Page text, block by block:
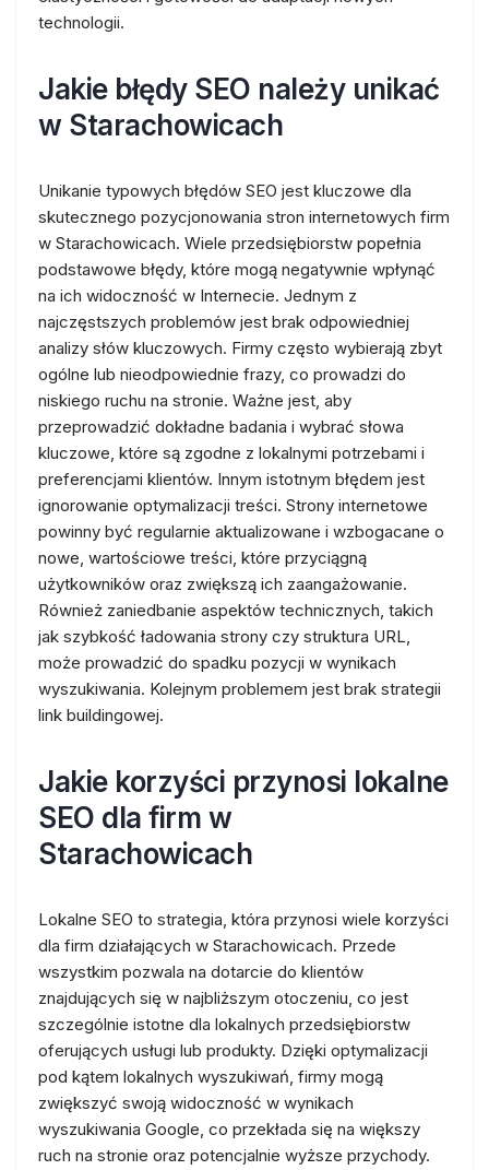
technologii.
Jakie błędy SEO należy unikać
w Starachowicach
Unikanie typowych błędów SEO jest kluczowe dla
skutecznego pozycjonowania stron internetowych firm
w Starachowicach. Wiele przedsiębiorstw popełnia
podstawowe błędy, które mogą negatywnie wpłynąć
na ich widoczność w Internecie. Jednym z
najczęstszych problemów jest brak odpowiedniej
analizy słów kluczowych. Firmy często wybierają zbyt
ogólne lub nieodpowiednie frazy, co prowadzi do
niskiego ruchu na stronie. Ważne jest, aby
przeprowadzić dokładne badania i wybrać słowa
kluczowe, które są zgodne z lokalnymi potrzebami i
preferencjami klientów. Innym istotnym błędem jest
ignorowanie optymalizacji treści. Strony internetowe
powinny być regularnie aktualizowane i wzbogacane o
nowe, wartościowe treści, które przyciągną
użytkowników oraz zwiększą ich zaangażowanie.
Również zaniedbanie aspektów technicznych, takich
jak szybkość ładowania strony czy struktura URL,
może prowadzić do spadku pozycji w wynikach
wyszukiwania. Kolejnym problemem jest brak strategii
link buildingowej.
Jakie korzyści przynosi lokalne
SEO dla firm w
Starachowicach
Lokalne SEO to strategia, która przynosi wiele korzyści
dla firm działających w Starachowicach. Przede
wszystkim pozwala na dotarcie do klientów
znajdujących się w najbliższym otoczeniu, co jest
szczególnie istotne dla lokalnych przedsiębiorstw
oferujących usługi lub produkty. Dzięki optymalizacji
pod kątem lokalnych wyszukiwań, firmy mogą
zwiększyć swoją widoczność w wynikach
wyszukiwania Google, co przekłada się na większy
ruch na stronie oraz potencjalnie wyższe przychody.